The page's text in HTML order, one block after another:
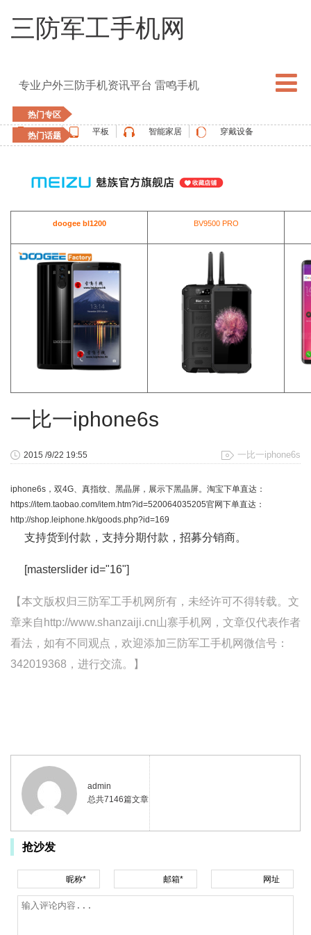
三防军工手机网
专业户外三防手机资讯平台 雷鸣手机
热门专区
手机
平板 智能家居 穿戴设备
热门话题
vernee
doogee bl1200 BV9500 PRO
一比一iphone6s
一比一iphone6s
2015 /9/22 19:55
iphone6s，双4G、真指纹、黑晶屏，展示下黑晶屏。淘宝下单直达：
https://item.taobao.com/item.htm?id=520064035205官网下单直达：
http://shop.leiphone.hk/goods.php?id=169
支持货到付款，支持分期付款，招募分销商。
[masterslider id="16"]
【本文版权归三防军工手机网所有，未经许可不得转载。文
章来自http://www.shanzaiji.cn山寨手机网，文章仅代表作者
看法，如有不同观点，欢迎添加三防军工手机网微信号：
342019368，进行交流。】
admin
总共7146篇文章
抢沙发
昵称* 邮箱* 网址